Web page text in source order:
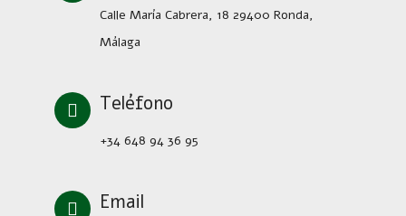
Calle María Cabrera, 18 29400 Ronda,
Málaga
Teléfono
+34 648 94 36 95
Email